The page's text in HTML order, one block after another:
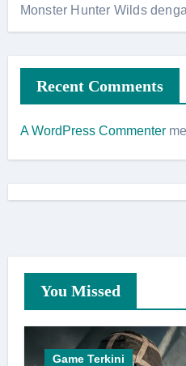
Monster Hunter Wilds
Recent Comments
A WordPress Commenter
You Missed
Game Terkini